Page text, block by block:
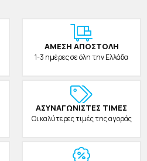
ΑΜΕΣΗ ΑΠΟΣΤΟΛΗ
1-3 ημέρες σε όλη την Ελλάδα
ΑΣΥΝΑΓΩΝΙΣΤΕΣ ΤΙΜΕΣ
Οι καλύτερες τιμές της αγοράς